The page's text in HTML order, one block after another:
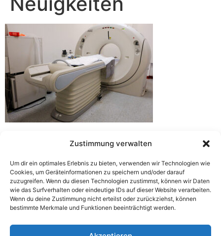
Zustimmung verwalten
Um dir ein optimales Erlebnis zu bieten, verwenden wir Technologien wie
Cookies, um Geräteinformationen zu speichern und/oder darauf
zuzugreifen. Wenn du diesen Technologien zustimmst, können wir Daten
wie das Surfverhalten oder eindeutige IDs auf dieser Website verarbeiten.
Wenn du deine Zustimmung nicht erteilst oder zurückziehst, können
bestimmte Merkmale und Funktionen beeinträchtigt werden.